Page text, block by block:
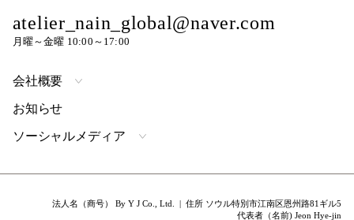
atelier_nain_global@naver.com
月曜～金曜 10:00～17:00
会社概要
お知らせ
ソーシャルメディア
法人名（商号） By Y J Co., Ltd. | 住所 ソウル特別市江南区恩州路81ギル5
代表者（名前) Jeon Hye-jin